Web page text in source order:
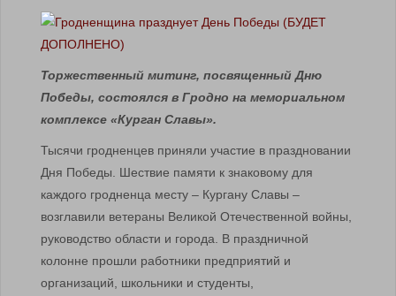
Торжественный митинг, посвященный Дню
Победы, состоялся в Гродно на мемориальном
комплексе «Курган Славы».
Тысячи гродненцев приняли участие в праздновании
Дня Победы. Шествие памяти к знаковому для
каждого гродненца месту – Кургану Славы –
возглавили ветераны Великой Отечественной войны,
руководство области и города. В праздничной
колонне прошли работники предприятий и
организаций, школьники и студенты,